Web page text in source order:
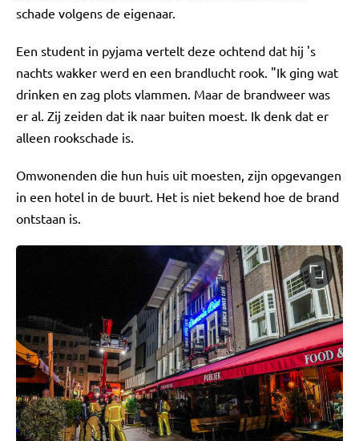
schade volgens de eigenaar.
Een student in pyjama vertelt deze ochtend dat hij 's
nachts wakker werd en een brandlucht rook. "Ik ging wat
drinken en zag plots vlammen. Maar de brandweer was
er al. Zij zeiden dat ik naar buiten moest. Ik denk dat er
alleen rookschade is.
Omwonenden die hun huis uit moesten, zijn opgevangen
in een hotel in de buurt. Het is niet bekend hoe de brand
ontstaan is.